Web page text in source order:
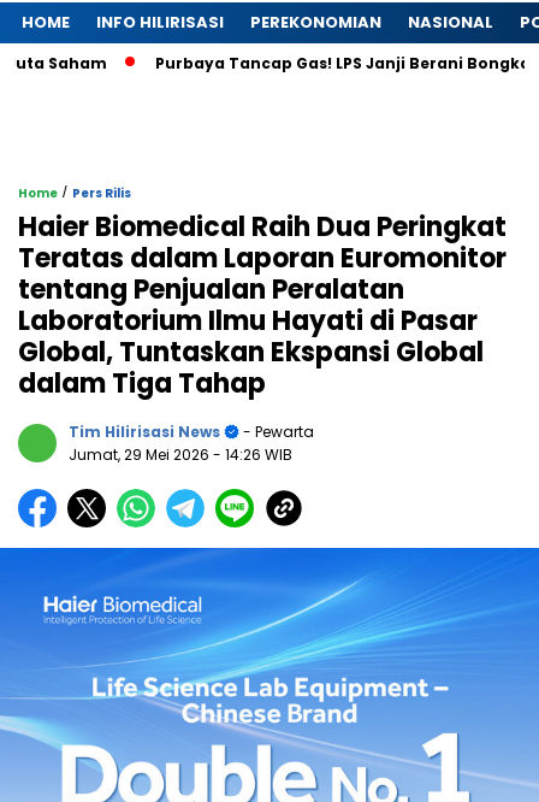
HOME INFO HILIRISASI PEREKONOMIAN NASIONAL
Purbaya Tancap Gas! LPS Janji Berani Bongkar Krisis
Home / Pers Rilis
Haier Biomedical Raih Dua Peringkat
Teratas dalam Laporan Euromonitor
tentang Penjualan Peralatan
Laboratorium Ilmu Hayati di Pasar
Global, Tuntaskan Ekspansi Global
dalam Tiga Tahap
Tim Hilirisasi News
- Pewarta
Jumat, 29 Mei 2026 - 14:26 WIB